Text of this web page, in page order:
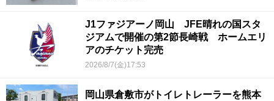
J1ファジアーノ岡山 JFE晴れの国スタ
ジアムで開催の第2節長崎戦 ホームエリ
アのチケット完売
2026/8/7(金)17:53
岡山県倉敷市がトイレトレーラーを熊本